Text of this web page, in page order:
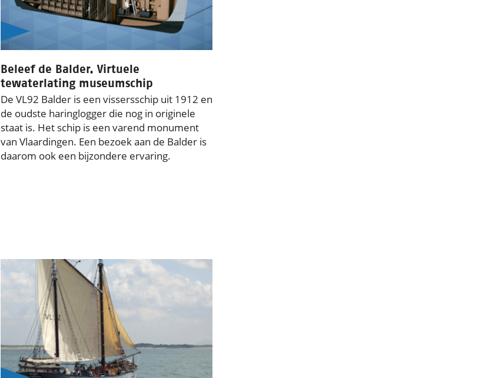
Beleef de Balder. Virtuele
tewaterlating museumschip
De VL92 Balder is een vissersschip uit 1912 en
de oudste haringlogger die nog in originele
staat is. Het schip is een varend monument
van Vlaardingen. Een bezoek aan de Balder is
daarom ook een bijzondere ervaring.